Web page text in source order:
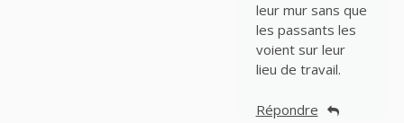
leur mur sans que
les passants les
voient sur leur
lieu de travail.
Répondre